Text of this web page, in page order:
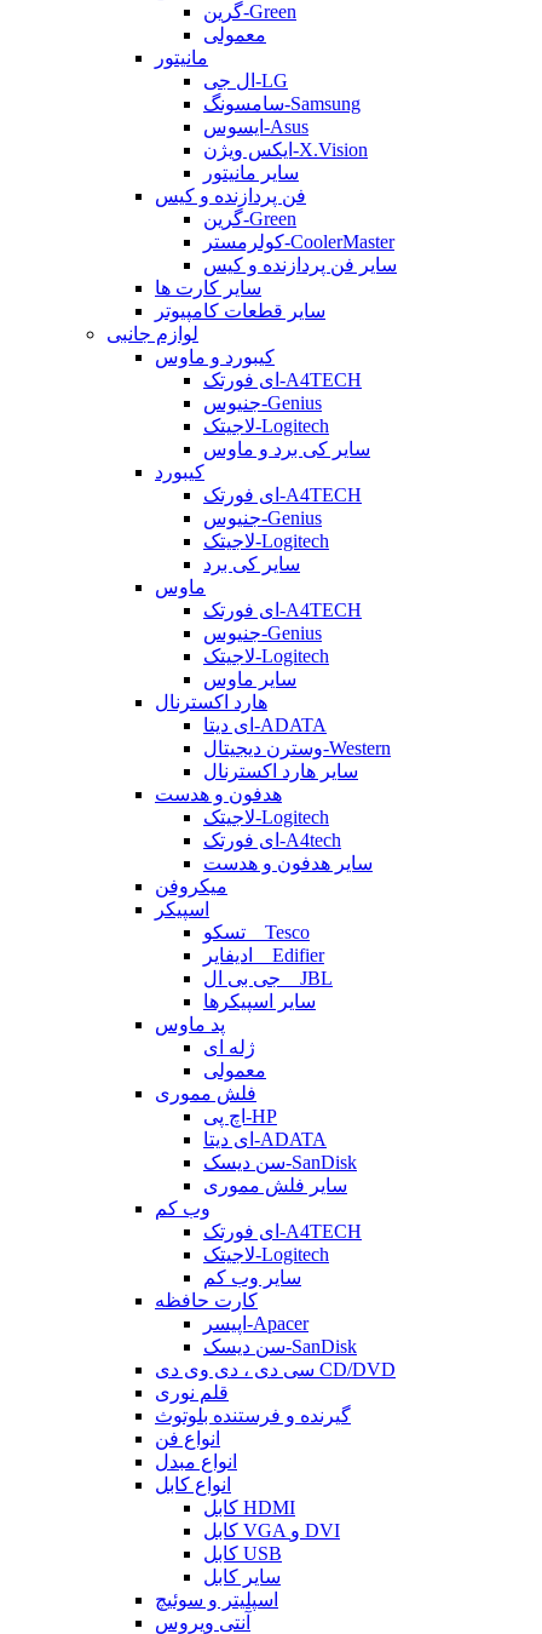
گرین-Green
معمولی
مانیتور
ال جی-LG
سامسونگ-Samsung
ایسوس-Asus
ایکس ویژن-X.Vision
سایر مانیتور
فن پردازنده و کیس
گرین-Green
کولرمستر-CoolerMaster
سایر فن پردازنده و کیس
سایر کارت ها
سایر قطعات کامپیوتر
لوازم جانبی
کیبورد و ماوس
ای فورتک-A4TECH
جنیوس-Genius
لاجیتک-Logitech
سایر کی برد و ماوس
کیبورد
ای فورتک-A4TECH
جنیوس-Genius
لاجیتک-Logitech
سایر کی برد
ماوس
ای فورتک-A4TECH
جنیوس-Genius
لاجیتک-Logitech
سایر ماوس
هارد اکسترنال
ای دیتا-ADATA
وسترن دیجیتال-Western
سایر هارد اکسترنال
هدفون و هدست
لاجیتک-Logitech
ای فورتک-A4tech
سایر هدفون و هدست
میکروفن
اسپیکر
تسکو _ Tesco
ادیفایر _ Edifier
جی بی ال _ JBL
سایر اسپیکرها
پد ماوس
ژله ای
معمولی
فلش مموری
اچ پی-HP
ای دیتا-ADATA
سن دیسک-SanDisk
سایر فلش مموری
وب کم
ای فورتک-A4TECH
لاجیتک-Logitech
سایر وب کم
کارت حافظه
اپیسر-Apacer
سن دیسک-SanDisk
سی دی ، دی وی دی CD/DVD
قلم نوری
گیرنده و فرستنده بلوتوث
انواع فن
انواع مبدل
انواع کابل
کابل HDMI
کابل VGA و DVI
کابل USB
سایر کابل
اسپلیتر و سوئیچ
آنتی ویروس